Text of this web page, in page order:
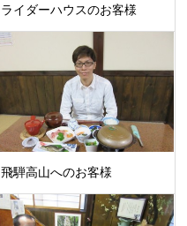
ライダーハウスのお客様
飛騨高山へのお客様